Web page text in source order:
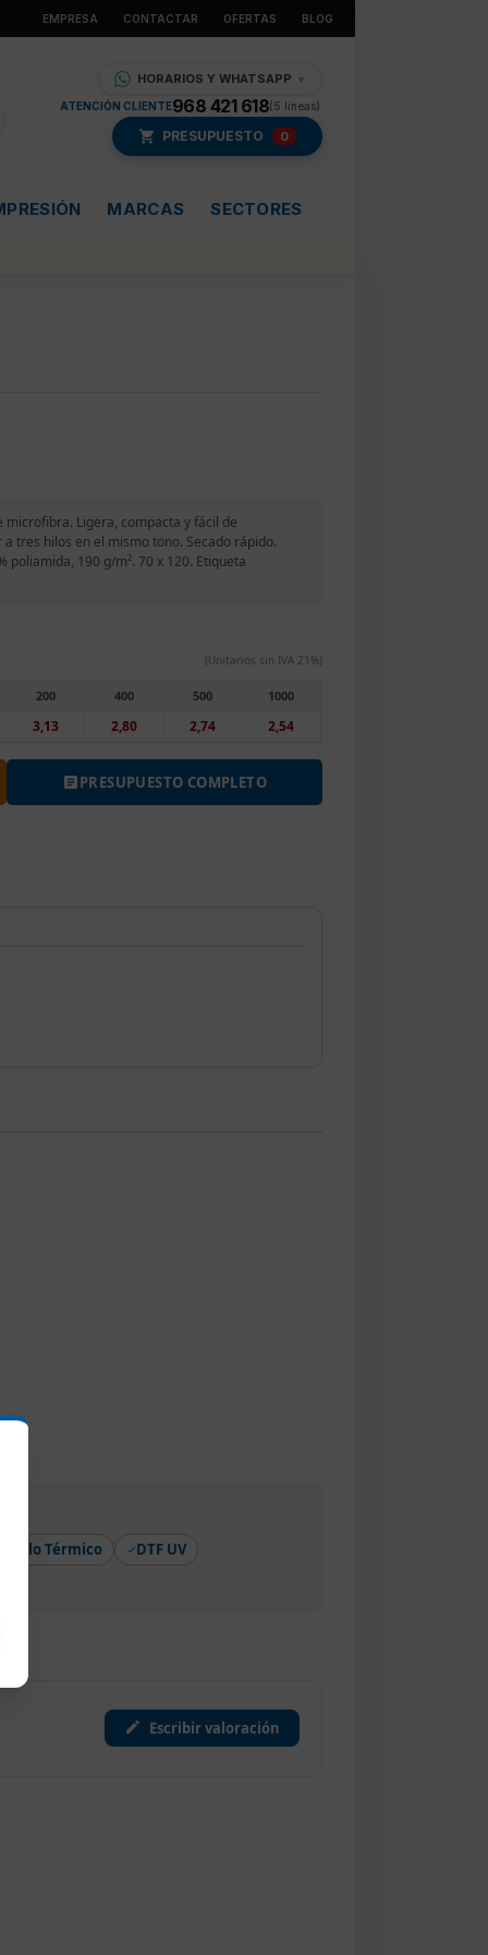
EMPRESA CONTACTAR OFERTAS BLOG
HORARIOS Y WHATSAPP ▼
ATENCIÓN CLIENTE968 421 618(5 líneas)
PRESUPUESTO 0
MARCAS SECTORES
Ligera, compacta y fácil de
tres hilos en el mismo tono. Secado rápido.
190 g/m². 70 x 120. Etiqueta
(Unitarios sin IVA 21%)
200
3,13
400
2,80
500
2,74
1000
2,54
PRESUPUESTO COMPLETO
Vinilo Térmico DTF UV
Escribir valoración